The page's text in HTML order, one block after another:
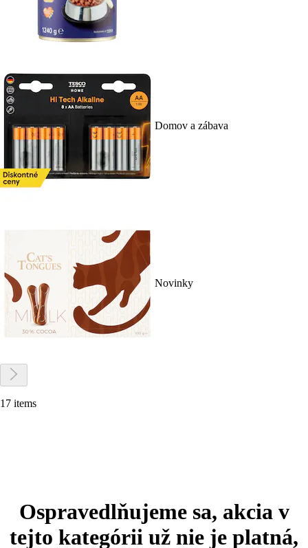
Domov a zábava
Novinky
17 items
Ospravedlňujeme sa, akcia v
tejto kategórii už nie je platná,